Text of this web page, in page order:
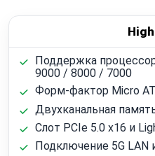
Поддержка
9000 / 8000 / 7000
Форм-фактор Micro
Двухканальная
Слот PCIe 5.0 x16 и
Подключение 5G LAN